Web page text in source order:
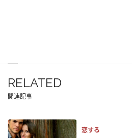
RELATED
関連記事
恋する